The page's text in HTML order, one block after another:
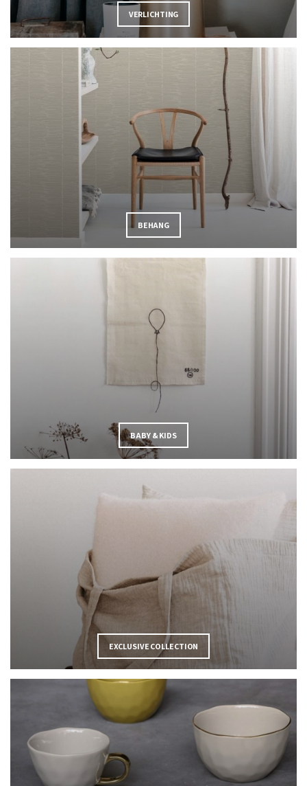
VERLICHTING
BEHANG
BABY & KIDS
EXCLUSIVE COLLECTION